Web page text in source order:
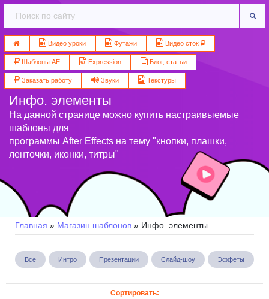
Видео уроки Футажи Видео сток
Шаблоны AE Expression Блог, статьи
Заказать работу Звуки Текстуры
Инфо. элементы
На данной странице можно купить настраивыемые
шаблоны для
программы After Effects на тему "кнопки, плашки,
ленточки, иконки, титры"
Главная » Магазин шаблонов » Инфо. элементы
Все Интро Презентации Слайд-шоу Эффеты
Сортировать: